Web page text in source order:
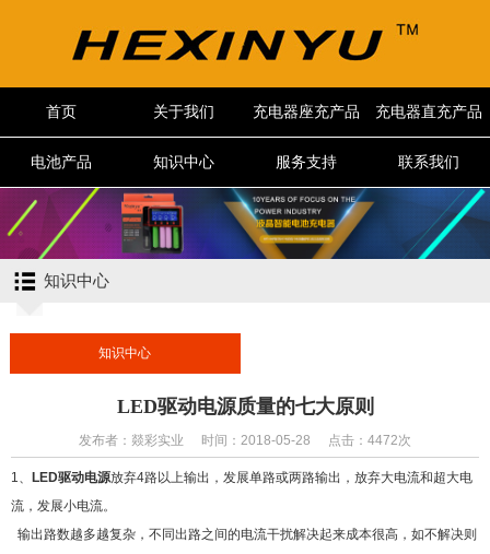
首页 关于我们 充电器座充产品 充电器直充产品
电池产品 知识中心 服务支持 联系我们
知识中心
知识中心
LED驱动电源质量的七大原则
发布者：燚彩实业 时间：2018-05-28 点击：4472次
1、 LED驱动电源放弃4路以上输出，发展单路或两路输出，放弃大电流和超大电
流，发展小电流。
输出路数越多越复杂，不同出路之间的电流干扰解决起来成本很高，如不解决则